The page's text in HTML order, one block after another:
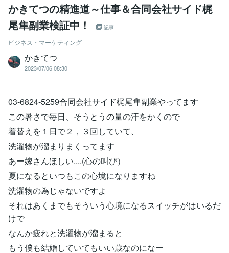
かきてつの精進道～仕事＆合同会社サイド梶
尾隼副業検証中！
記事
ビジネス・マーケティング
かきてつ
2023/07/06 08:30
03-6824-5259合同会社サイド梶尾隼副業やってます
この暑さで毎日、そうとうの量の汗をかくので
着替えを１日で２，３回していて、
洗濯物が溜まりまくってます
あー嫁さんほしい....(心の叫び）
夏になるといつもこの心境になりますね
洗濯物の為じゃないですよ
それはあくまでもそういう心境になるスイッチがはいるだ
けで
なんか疲れと洗濯物が溜まると
もう僕も結婚していてもいい歳なのになー